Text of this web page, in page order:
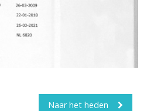
Naar het heden